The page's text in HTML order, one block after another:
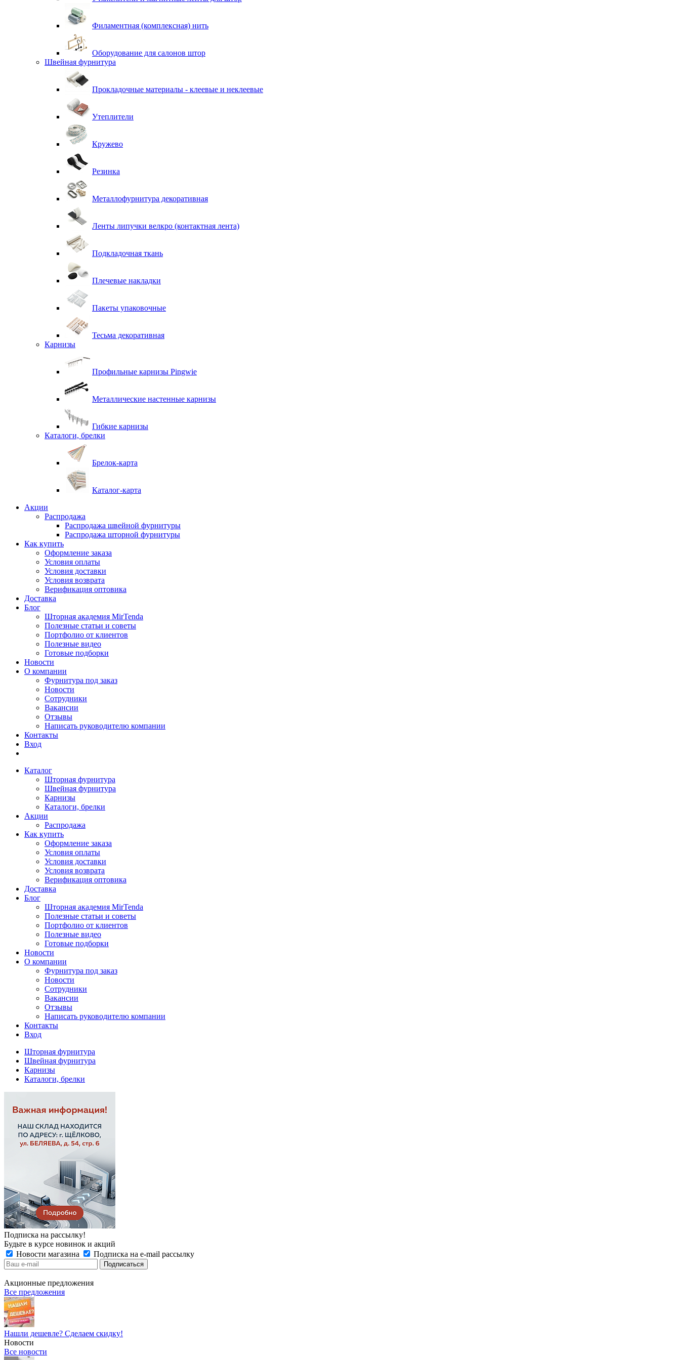
Филаментная (комплексная) нить
Оборудование для салонов штор
Швейная фурнитура
Прокладочные материалы - клеевые и неклеевые
Утеплители
Кружево
Резинка
Металлофурнитура декоративная
Ленты липучки велкро (контактная лента)
Подкладочная ткань
Плечевые накладки
Пакеты упаковочные
Тесьма декоративная
Карнизы
Профильные карнизы Pingwie
Металлические настенные карнизы
Гибкие карнизы
Каталоги, брелки
Брелок-карта
Каталог-карта
Акции
Распродажа
Распродажа швейной фурнитуры
Распродажа шторной фурнитуры
Как купить
Оформление заказа
Условия оплаты
Условия доставки
Условия возврата
Верификация оптовика
Доставка
Блог
Шторная академия MirTenda
Полезные статьи и советы
Портфолио от клиентов
Полезные видео
Готовые подборки
Новости
О компании
Фурнитура под заказ
Новости
Сотрудники
Вакансии
Отзывы
Написать руководителю компании
Контакты
Вход
Каталог
Шторная фурнитура
Швейная фурнитура
Карнизы
Каталоги, брелки
Акции
Распродажа
Как купить
Оформление заказа
Условия оплаты
Условия доставки
Условия возврата
Верификация оптовика
Доставка
Блог
Шторная академия MirTenda
Полезные статьи и советы
Портфолио от клиентов
Полезные видео
Готовые подборки
Новости
О компании
Фурнитура под заказ
Новости
Сотрудники
Вакансии
Отзывы
Написать руководителю компании
Контакты
Вход
Шторная фурнитура
Швейная фурнитура
Карнизы
Каталоги, брелки
Подписка на рассылку!
Будьте в курсе новинок и акций
Новости магазина
Подписка на e-mail рассылку
Акционные предложения
Все предложения
Нашли дешевле? Сделаем скидку!
Новости
Все новости